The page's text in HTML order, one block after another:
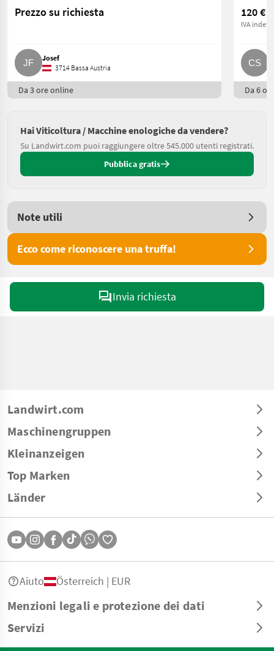
Prezzo su richiesta
Josef
3714 Bassa Austria
Da 3 ore online
120 €
IVA
Da 6
Hai Viticoltura / Macchine enologiche da vendere?
Su Landwirt.com puoi raggiungere oltre 545.000 utenti registrati.
Pubblica gratis
Note utili
Ecco come riconoscere una truffa!
Invia richiesta
Landwirt.com
Maschinengruppen
Kleinanzeigen
Top Marken
Länder
Menzioni legali e protezione dei dati
Servizi
Aiuto Österreich | EUR